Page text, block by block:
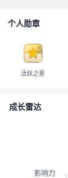
者
个人勋章
活跃之星
成长雷达